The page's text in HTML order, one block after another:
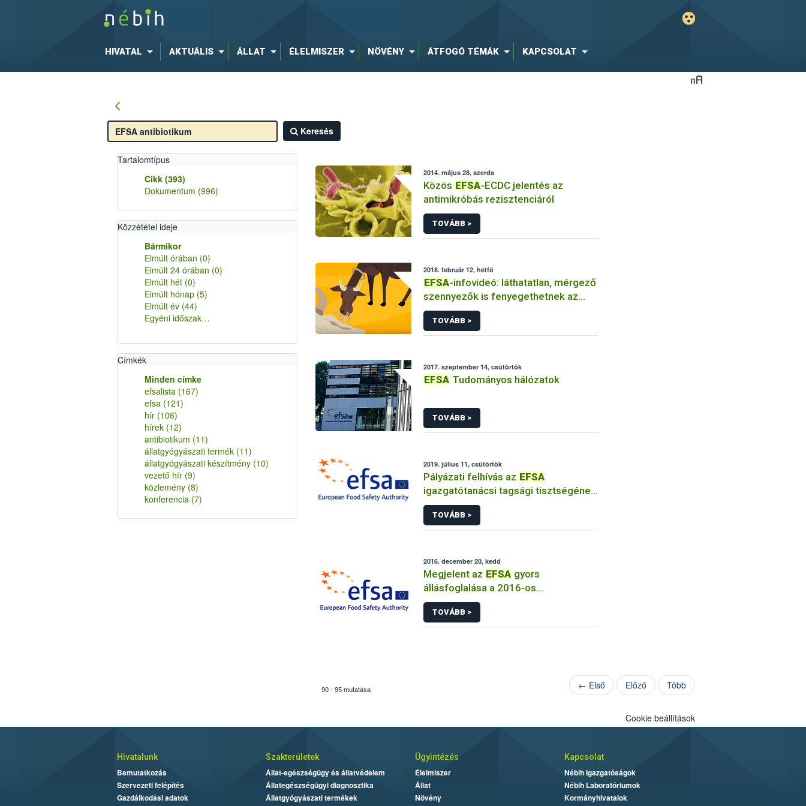
HIVATAL AKTUÁLIS ÁLLAT ÉLELMISZER NÖVÉNY ÁTFOGÓ TÉMÁK KAPCSOLAT
Keresés
Tartalomtípus
Cikk (393)
Dokumentum (996)
Közzététel ideje
Bármikor
Elmúlt órában (0)
Elmúlt 24 órában (0)
Elmúlt hét (0)
Elmúlt hónap (5)
Elmúlt év (44)
Egyéni időszak…
Címkék
Minden címke
efsalista (167)
efsa (121)
hír (106)
hírek (12)
antibiotikum (11)
állatgyógyászati termék (11)
állatgyógyászati készítmény (10)
vezető hír (9)
közlemény (8)
konferencia (7)
2014. május 28, szerda
Közös EFSA-ECDC jelentés az
antimikróbás rezisztenciáról
TOVÁBB >
2018. február 12, hétfő
EFSA-infovideó: láthatatlan, mérgező
szennyezők is fenyegethetnek az
éghajlatváltozással
TOVÁBB >
2017. szeptember 14, csütörtök
EFSA Tudományos hálózatok
TOVÁBB >
2019. július 11, csütörtök
Pályázati felhívás az EFSA
igazgatótanácsi tagsági tisztségének
betöltésére
TOVÁBB >
2016. december 20, kedd
Megjelent az EFSA gyors
állásfoglalása a 2016-os
madárinfluenza fertőzéssel
kapcsolatban
TOVÁBB >
90 - 95 mutatása ← Első Előző Több
Cookie beállítások
Hivatalunk
Bemutatkozás
Szervezeti felépítés
Gazdálkodási adatok
Szakterületek
Állat-egészségügy és állatvédelem
Állategészségügyi diagnosztika
Állatgyógyászati termékek
Ügyintézés
Élelmiszer
Állat
Növény
Kapcsolat
Nébih Igazgatóságok
Nébih Laboratóriumok
Kormányhivatalok